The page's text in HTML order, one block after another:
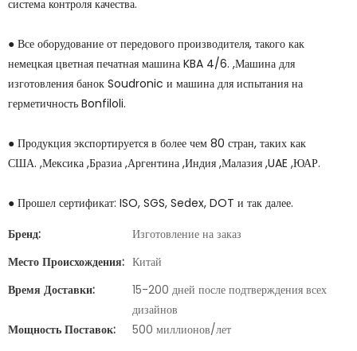
система контроля качества.
● Все оборудование от передового производителя, такого как
немецкая цветная печатная машина KBA 4/6. ,Машина для
изготовления банок Soudronic и машина для испытания на
герметичность Bonfiloli.
● Продукция экспортируется в более чем 80 стран, таких как
США. ,Мексика ,Бразиа ,Аргентина ,Индия ,Малазия ,UAE ,ЮАР.
● Прошел сертификат: ISO, SGS, Sedex, DOT и так далее.
Бренд:
Изготовление на заказ
Место Происхождения: Китай
Время Доставки:
15-200 дней после подтверждения всех
дизайнов
Мощность Поставок:
500 миллионов/лет